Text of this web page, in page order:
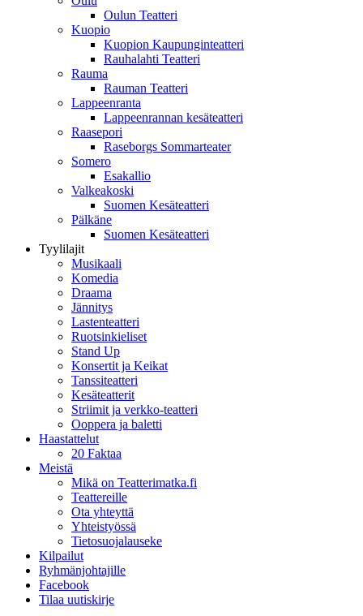
Oulun Teatteri
Kuopio
Kuopion Kaupunginteatteri
Rauhalahti Teatteri
Rauma
Rauman Teatteri
Lappeenranta
Lappeenrannan kesäteatteri
Raasepori
Raseborgs Sommarteater
Somero
Esakallio
Valkeakoski
Suomen Kesäteatteri
Pälkäne
Suomen Kesäteatteri
Tyylilajit
Musikaali
Komedia
Draama
Jännitys
Lastenteatteri
Ruotsinkieliset
Stand Up
Konsertit ja Keikat
Tanssiteatteri
Kesäteatterit
Striimit ja verkko-teatteri
Ooppera ja baletti
Haastattelut
20 Faktaa
Meistä
Mikä on Teatterimatka.fi
Teattereille
Ota yhteyttä
Yhteistyössä
Tietosuojalauseke
Kilpailut
Ryhmänjohtajille
Facebook
Tilaa uutiskirje